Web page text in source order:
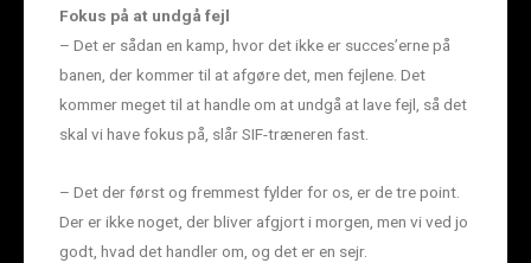
Fokus på at undgå fejl
– Det er sådan en kamp, hvor det ikke er succes’erne på
banen, der kommer til at afgøre det, men fejlene. Det
kommer meget til at handle om at undgå at lave fejl, så det
skal vi have fokus på, slår SIF-træneren fast.
– Det der først og fremmest fylder for os, er de tre point.
Der er ikke noget, der bliver afgjort i morgen, men vi ved jo
godt, hvad det handler om, og det er en sejr.